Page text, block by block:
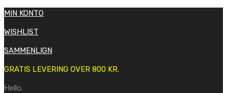
MIN KONTO
WISHLIST
SAMMENLIGN
GRATIS LEVERING OVER 800 KR.
Hello.